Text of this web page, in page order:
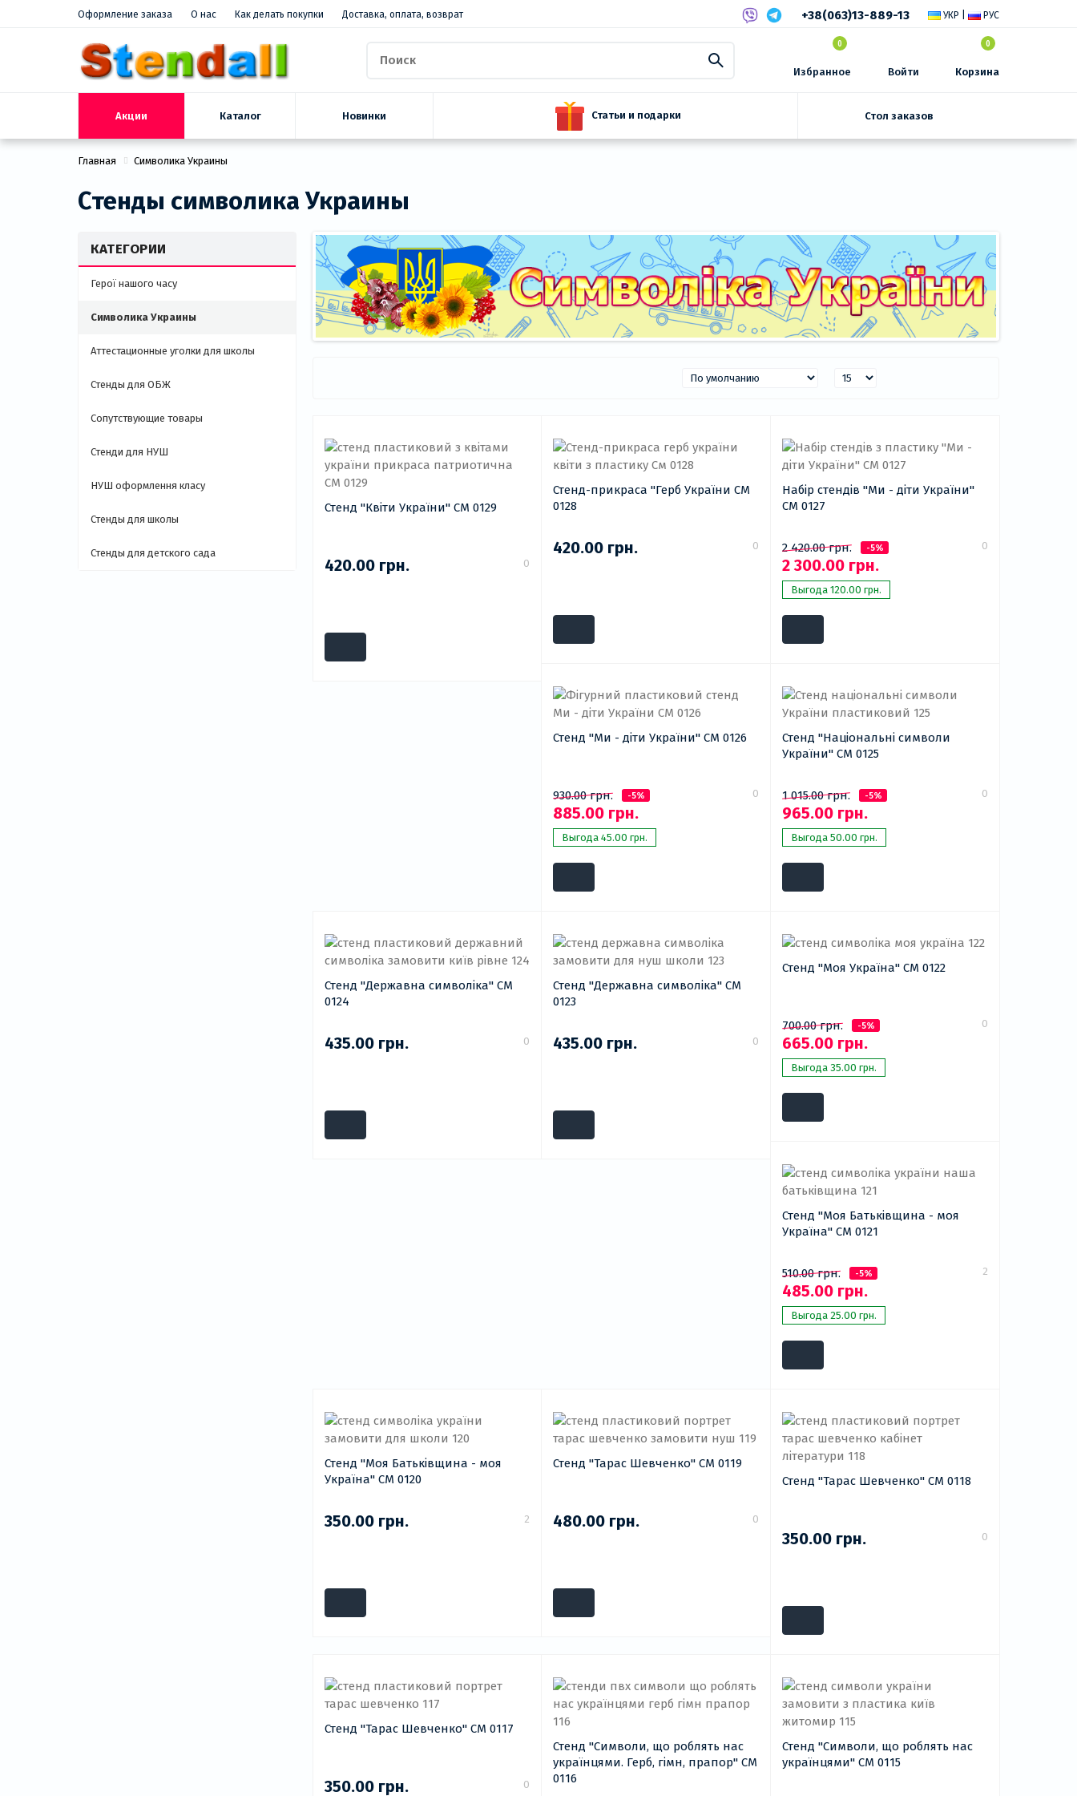
Оформление заказа О нас Как делать покупки Доставка, оплата, возврат +38(063)13-889-13 УКР РУС
0
Избранное Войти
0
Корзина
Акции Каталог Новинки Статьи и подарки Стол заказов
Главная Символика Украины
Стенды символика Украины
КАТЕГОРИИ
Герої нашого часу
Символика Украины
Аттестационные уголки для школы
Стенды для ОБЖ
Сопутствующие товары
Стенди для НУШ
НУШ оформлення класу
Стенды для школы
Стенды для детского сада
Стенд "Квіти України" СМ 0129
420.00 грн. 0
Стенд-прикраса "Герб України СМ
0128
420.00 грн. 0
Набір стендів "Ми - діти України"
СМ 0127
2 420.00 грн. -5%
2 300.00 грн.
Выгода 120.00 грн.
0
Стенд "Ми - діти України" СМ 0126
930.00 грн. -5%
885.00 грн.
Выгода 45.00 грн.
0
Стенд "Національні символи
України" СМ 0125
1 015.00 грн. -5%
965.00 грн.
Выгода 50.00 грн.
0
Стенд "Державна символіка" СМ
0124
435.00 грн. 0
Стенд "Державна символіка" СМ
0123
435.00 грн. 0
Стенд "Моя Україна" СМ 0122
700.00 грн. -5%
665.00 грн.
Выгода 35.00 грн.
0
Стенд "Моя Батьківщина - моя
Україна" СМ 0121
510.00 грн. -5%
485.00 грн.
Выгода 25.00 грн.
2
Стенд "Моя Батьківщина - моя
Україна" СМ 0120
350.00 грн. 2
Стенд "Тарас Шевченко" СМ 0119
480.00 грн. 0
Стенд "Тарас Шевченко" СМ 0118
350.00 грн. 0
Стенд "Тарас Шевченко" СМ 0117
350.00 грн. 0
Стенд "Символи, що роблять нас
українцями. Герб, гімн, прапор" СМ
0116
Стенд "Символи, що роблять нас
українцями" СМ 0115